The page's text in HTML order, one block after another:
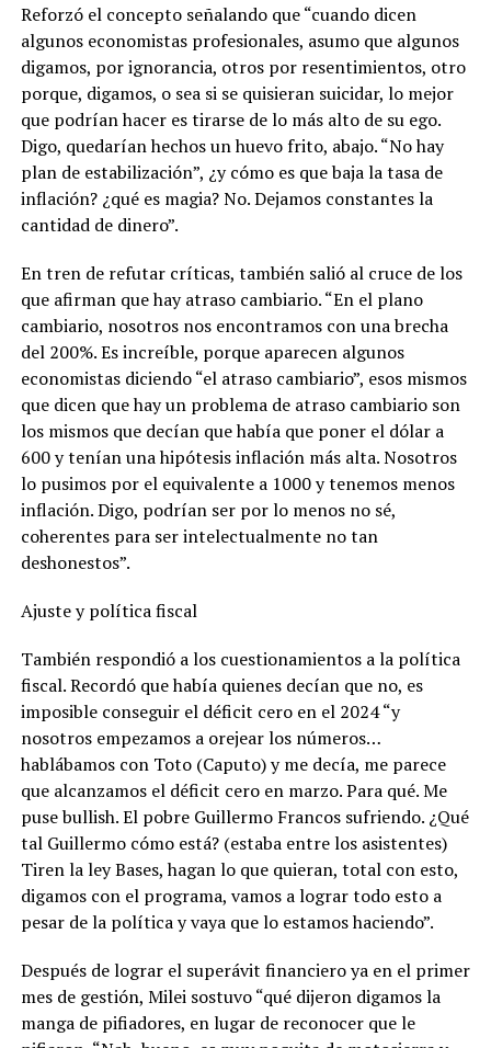
Reforzó el concepto señalando que “cuando dicen
algunos economistas profesionales, asumo que algunos
digamos, por ignorancia, otros por resentimientos, otro
porque, digamos, o sea si se quisieran suicidar, lo mejor
que podrían hacer es tirarse de lo más alto de su ego.
Digo, quedarían hechos un huevo frito, abajo. “No hay
plan de estabilización”, ¿y cómo es que baja la tasa de
inflación? ¿qué es magia? No. Dejamos constantes la
cantidad de dinero”.
En tren de refutar críticas, también salió al cruce de los
que afirman que hay atraso cambiario. “En el plano
cambiario, nosotros nos encontramos con una brecha
del 200%. Es increíble, porque aparecen algunos
economistas diciendo “el atraso cambiario”, esos mismos
que dicen que hay un problema de atraso cambiario son
los mismos que decían que había que poner el dólar a
600 y tenían una hipótesis inflación más alta. Nosotros
lo pusimos por el equivalente a 1000 y tenemos menos
inflación. Digo, podrían ser por lo menos no sé,
coherentes para ser intelectualmente no tan
deshonestos”.
Ajuste y política fiscal
También respondió a los cuestionamientos a la política
fiscal. Recordó que había quienes decían que no, es
imposible conseguir el déficit cero en el 2024 “y
nosotros empezamos a orejear los números…
hablábamos con Toto (Caputo) y me decía, me parece
que alcanzamos el déficit cero en marzo. Para qué. Me
puse bullish. El pobre Guillermo Francos sufriendo. ¿Qué
tal Guillermo cómo está? (estaba entre los asistentes)
Tiren la ley Bases, hagan lo que quieran, total con esto,
digamos con el programa, vamos a lograr todo esto a
pesar de la política y vaya que lo estamos haciendo”.
Después de lograr el superávit financiero ya en el primer
mes de gestión, Milei sostuvo “qué dijeron digamos la
manga de pifiadores, en lugar de reconocer que le